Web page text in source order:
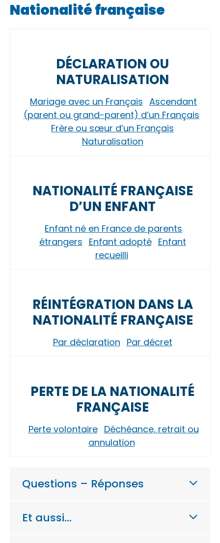
Nationalité française
DÉCLARATION OU
NATURALISATION
Mariage avec un Français Ascendant
(parent ou grand-parent) d’un Français
Frère ou sœur d’un Français
Naturalisation
NATIONALITÉ FRANÇAISE
D’UN ENFANT
Enfant né en France de parents
étrangers Enfant adopté Enfant
recueilli
RÉINTÉGRATION DANS LA
NATIONALITÉ FRANÇAISE
Par déclaration Par décret
PERTE DE LA NATIONALITÉ
FRANÇAISE
Perte volontaire Déchéance, retrait ou
annulation
Questions – Réponses
Et aussi…